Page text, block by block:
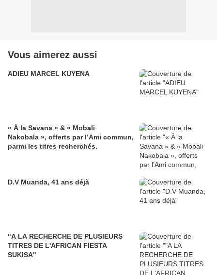
Vous aimerez aussi
ADIEU MARCEL KUYENA
« À la Savana » & « Mobali
Nakobala », offerts par l’Ami commun,
parmi les titres recherchés.
D.V Muanda, 41 ans déjà
"A LA RECHERCHE DE PLUSIEURS
TITRES DE L'AFRICAN FIESTA
SUKISA"